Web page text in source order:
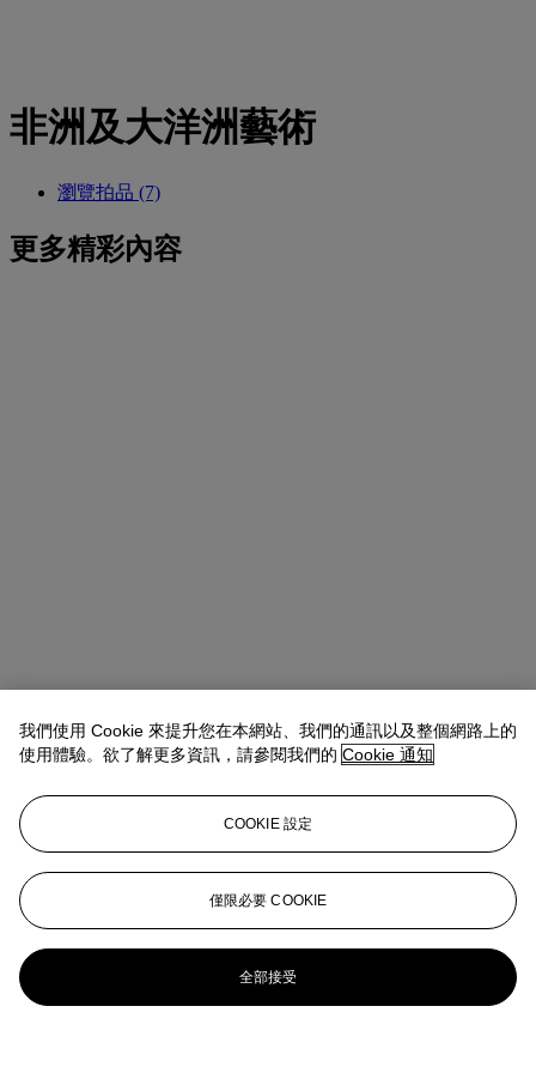
非洲及大洋洲藝術
瀏覽拍品 (7)
更多精彩內容
我們使用 Cookie 來提升您在本網站、我們的通訊以及整個網路上的
使用體驗。欲了解更多資訊，請參閱我們的 Cookie 通知
COOKIE 設定
僅限必要 COOKIE
全部接受